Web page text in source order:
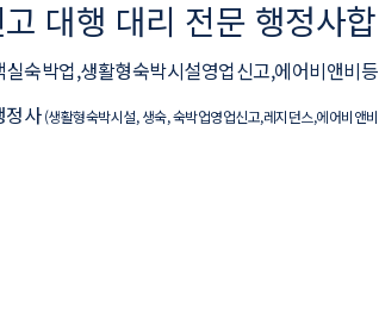
대행 대리 전문 행정사합
숙박업,생활형숙박시설영업신고,에어비앤비등
정사 (생활형숙박시설, 생숙, 숙박업영업신고,레지던스,에어비앤비